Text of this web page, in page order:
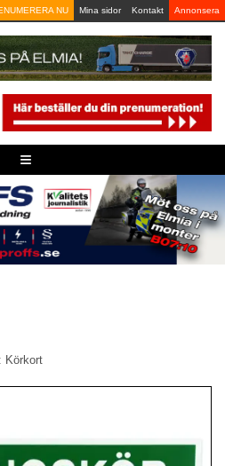
NU Mina sidor Kontakt Annonsera
≡
Körkort